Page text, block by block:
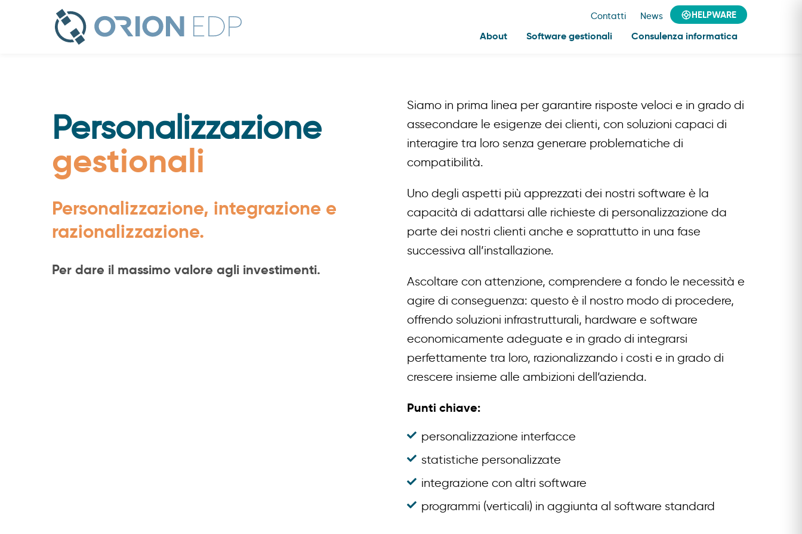
Contatti News HELPWARE
About Software gestionali Consulenza informatica
gestionali
Personalizzazione
gestionali
Personalizzazione, integrazione e
razionalizzazione.
Per dare il massimo valore agli investimenti.
Siamo in prima linea per garantire risposte veloci e in grado di
assecondare le esigenze dei clienti, con soluzioni capaci di
interagire tra loro senza generare problematiche di
compatibilità.
Uno degli aspetti più apprezzati dei nostri software è la
capacità di adattarsi alle richieste di personalizzazione da
parte dei nostri clienti anche e soprattutto in una fase
successiva all’installazione.
Ascoltare con attenzione, comprendere a fondo le necessità e
agire di conseguenza: questo è il nostro modo di procedere,
offrendo soluzioni infrastrutturali, hardware e software
economicamente adeguate e in grado di integrarsi
perfettamente tra loro, razionalizzando i costi e in grado di
crescere insieme alle ambizioni dell’azienda.
Punti chiave:
personalizzazione interfacce
statistiche personalizzate
integrazione con altri software
programmi (verticali) in aggiunta al software standard